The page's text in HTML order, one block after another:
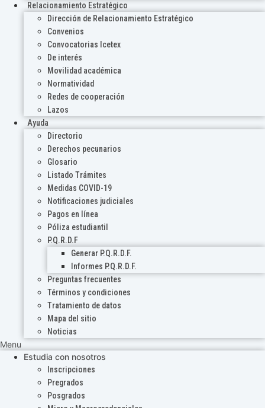
Relacionamiento Estratégico
Dirección de Relacionamiento Estratégico
Convenios
Convocatorias Icetex
De interés
Movilidad académica
Normatividad
Redes de cooperación
Lazos
Ayuda
Directorio
Derechos pecunarios
Glosario
Listado Trámites
Medidas COVID-19
Notificaciones judiciales
Pagos en línea
Póliza estudiantil
P.Q.R.D.F
Generar P.Q.R.D.F.
Informes P.Q.R.D.F.
Preguntas frecuentes
Términos y condiciones
Tratamiento de datos
Mapa del sitio
Noticias
Menu
Estudia con nosotros
Inscripciones
Pregrados
Posgrados